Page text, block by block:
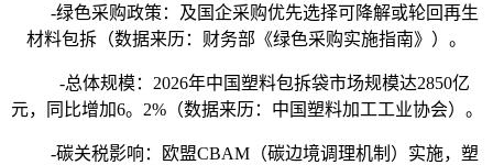
-绿色采购政策：及国企采购优先选择可降解或轮回再生
材料包拆（数据来历：财务部《绿色采购实施指南》）。
-总体规模：2026年中国塑料包拆袋市场规模达2850亿
元，同比增加6。2%（数据来历：中国塑料加工工业协会）。
-碳关税影响：欧盟CBAM（碳边境调理机制）实施，塑